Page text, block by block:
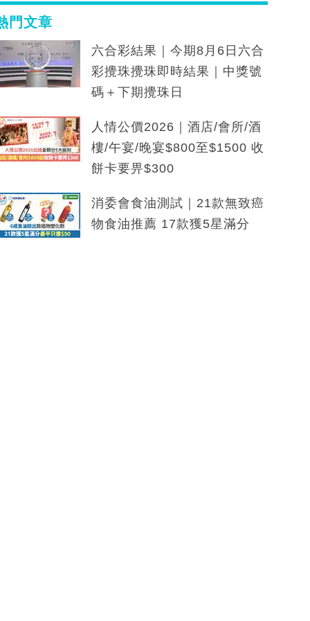
門文章
六合彩結果｜今期8月6日六合
彩攪珠攪珠即時結果｜中獎號
碼＋下期攪珠日
人情公價2026｜酒店/會所/酒
樓/午宴/晚宴$800至$1500 收
餅卡要畀$300
消委會食油測試｜21款無致癌
物食油推薦 17款獲5星滿分